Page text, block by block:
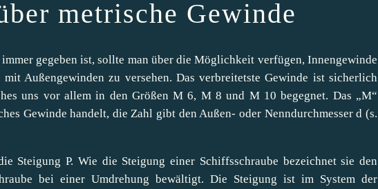
metrische Gewinde
gegeben ist, sollte man über die Möglichkeit verfügen, Innengewinde
Außengewinden zu versehen. Das verbreitetste Gewinde ist sicherlich
uns vor allem in den Größen M 6, M 8 und M 10 begegnet. Das „M“
Gewinde handelt, die Zahl gibt den Außen- oder Nenndurchmesser d (s.
Steigung P. Wie die Steigung einer Schiffsschraube bezeichnet sie den
bei einer Umdrehung bewältigt. Die Steigung ist im System der